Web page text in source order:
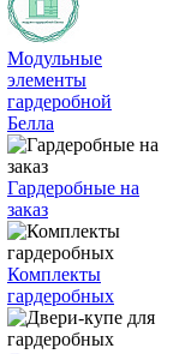
Модульные
элементы
гардеробной
Белла
Гардеробные на
заказ
Комплекты
гардеробных